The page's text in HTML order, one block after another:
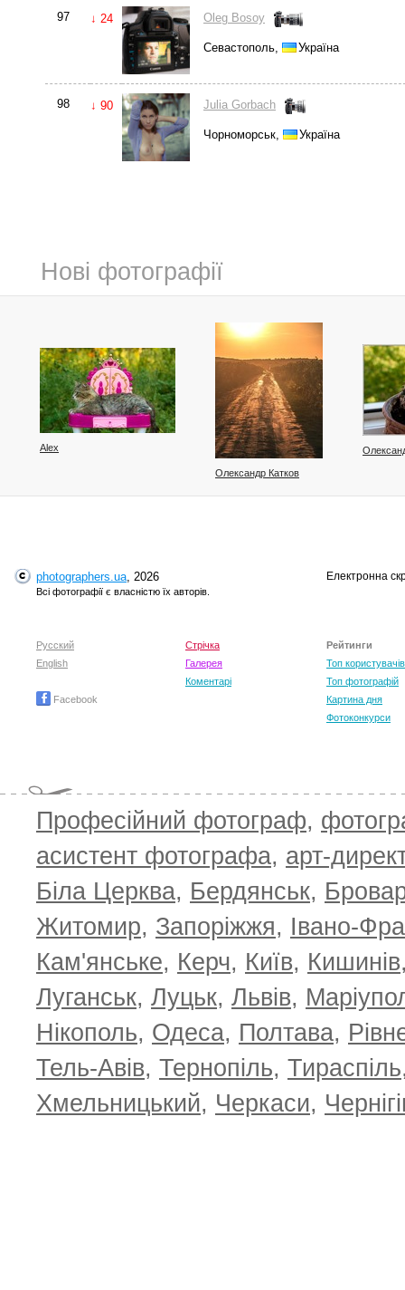
97 ↓ 24 Oleg Bosoy
Севастополь, Україна
98 ↓ 90 Julia Gorbach
Чорноморськ, Україна
Нові фотографії
Alex
Олександр Катков
Валентин Широков
photographers.ua, 2026
Всі фотографії є власністю їх авторів.
Електронна
Русский
English
Facebook
Стрічка
Галерея
Коментарі
Рейтинги
Топ користувачів
Топ фотографій
Картина дня
Фотоконкурси
Професійний фотограф,
асистент фотографа, арт-
Біла Церква, Бердянськ,
Житомир, Запоріжжя, Івано-
Кам'янське, Керч, Київ, Кишинів
Луганськ, Луцьк, Львів,
Нікополь, Одеса, Полтава,
Тель-Авів, Тернопіль, Тираспіль
Хмельницький, Черкаси,